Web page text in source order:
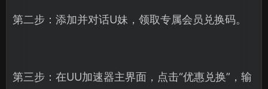
第二步：添加并对话U妹，领取专属会员兑换码。
第三步：在UU加速器主界面，点击“优惠兑换”，输